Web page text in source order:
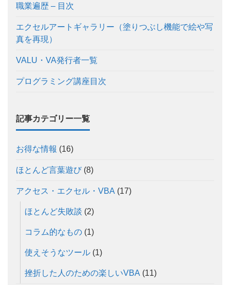
職業遍歴 – 目次
エクセルアートギャラリー（塗りつぶし機能で絵や写
真を再現）
VALU・VA発行者一覧
プログラミング講座目次
記事カテゴリー一覧
お得な情報 (16)
ほとんど言葉遊び(8)
アクセス・エクセル・VBA (17)
ほとんど失敗談 (2)
コラム的なもの (1)
使えそうなツール (1)
挫折した人のための楽しいVBA (11)